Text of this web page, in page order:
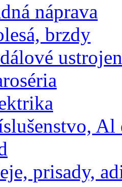
náprava
brzdy
Al
prisady,